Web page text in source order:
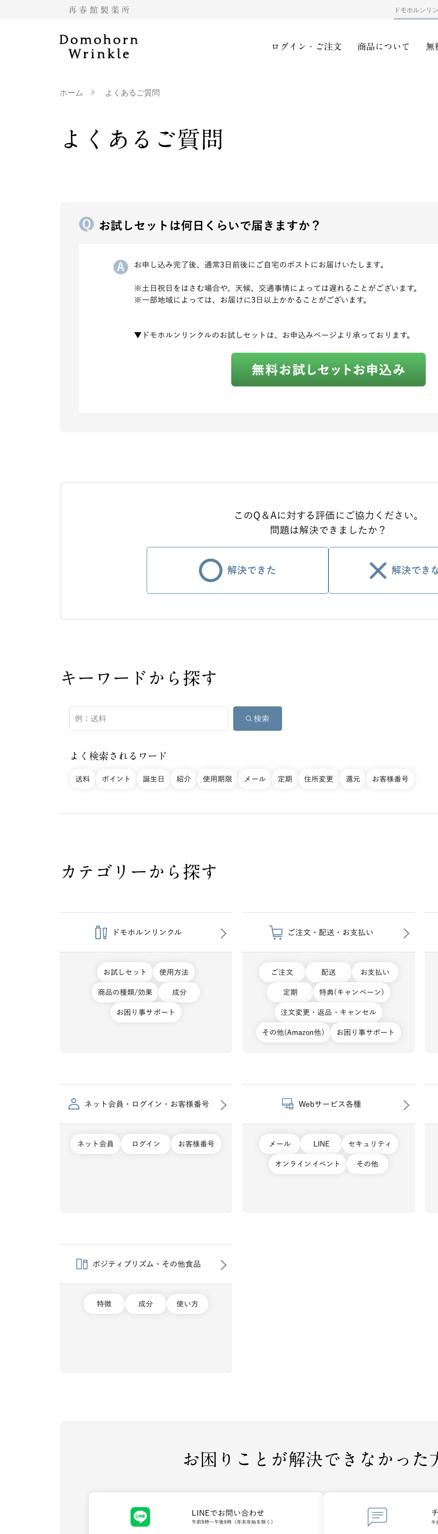
ドモホルンリ
ログイン・ご注文 商品について 無
ホーム よくあるご質問
よくあるご質問
お試しセットは何日くらいで届きますか？
お申し込み完了後、通常3日前後にご自宅のポストにお届けいたします。
※土日祝日をはさむ場合や、天候、交通事情によっては遅れることがございます。
※一部地域によっては、お届けに3日以上かかることがございます。
▼ドモホルンリンクルのお試しセットは、お申込みページより承っております。
このQ＆Aに対する評価に ご協力ください。
問題は解決できましたか？
解決できた 解決でき
キーワードから探す
よく検索されるワード
送料 ポイント 誕生日 紹介 使用期限 メール 定期 住所変更 還元 お客様番号
カテゴリーから探す
ドモホルンリンクル
お試しセット 使用方法
商品の種類/効果 成分
お困り事サポート
ご注文・配送・お支払い
ご注文 配送 お支払い
定期 特典(キャンペーン)
注文変更・返品・キャンセル
その他(Amazon他) お困り事サポート
ネット会員・ログイン・お客様番号
ネット会員 ログイン お客様番号
Webサービス各種
メール LINE セキュリティ
オンラインイベント その他
ポジティブリズム・その他食品
特徴 成分 使い方
お困りことが解決できなかった
LINEでお問い合わせ
午前9時～午後9時（年末年始を除く） 午